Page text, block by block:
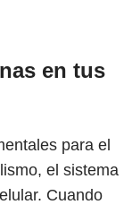
en tus
para el
el sistema
Cuando